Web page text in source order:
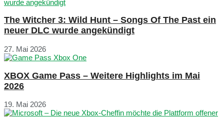
The Witcher 3: Wild Hunt – Songs Of The Past ein
neuer DLC wurde angekündigt
27. Mai 2026
XBOX Game Pass – Weitere Highlights im Mai
2026
19. Mai 2026